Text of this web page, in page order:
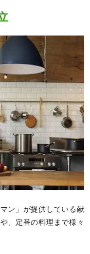
ン」が提供している献
、定番の料理まで様々